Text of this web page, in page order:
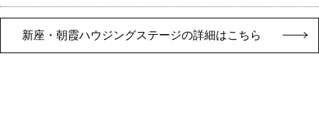
新座・朝霞ハウジングステージの詳細はこちら